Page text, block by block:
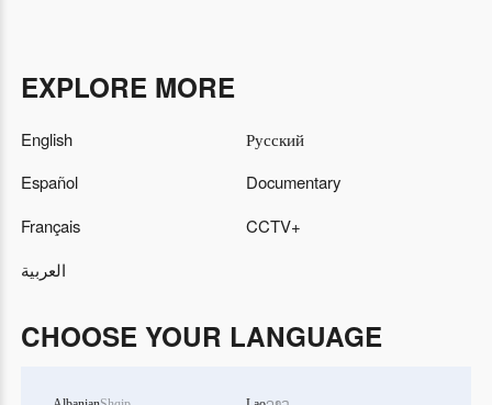
EXPLORE MORE
English
Español
Français
العربية
Русский
Documentary
CCTV+
CHOOSE YOUR LANGUAGE